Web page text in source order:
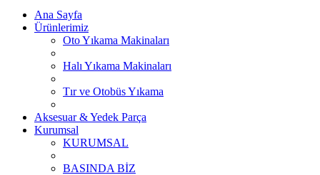
Ana Sayfa
Ürünlerimiz
Oto Yıkama Makinaları
Halı Yıkama Makinaları
Tır ve Otobüs Yıkama
Aksesuar & Yedek Parça
Kurumsal
KURUMSAL
BASINDA BİZ